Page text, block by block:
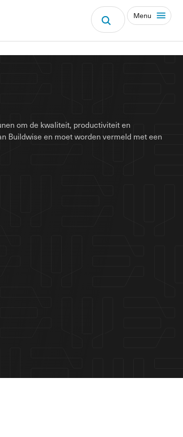
Menu
om de kwaliteit, productiviteit en
Buildwise en moet worden vermeld met een